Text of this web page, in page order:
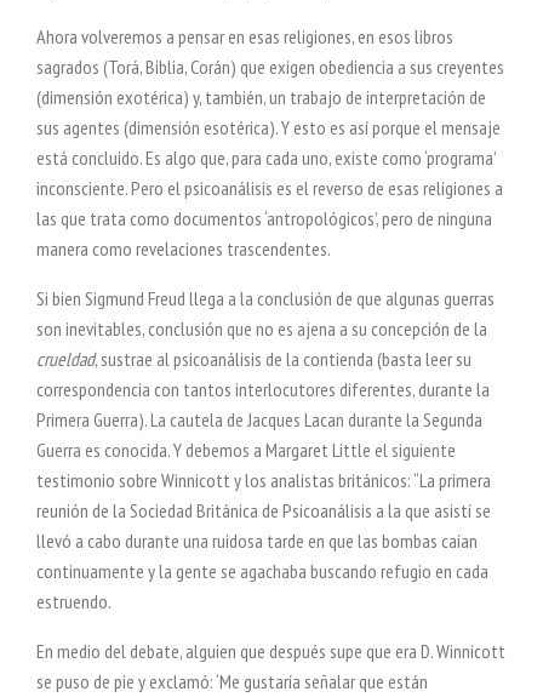
Ahora volveremos a pensar en esas religiones, en esos libros
sagrados (Torá, Biblia, Corán) que exigen obediencia a sus creyentes
(dimensión exotérica) y, también, un trabajo de interpretación de
sus agentes (dimensión esotérica). Y esto es así porque el mensaje
está concluido. Es algo que, para cada uno, existe como ‘programa’
inconsciente. Pero el psicoanálisis es el reverso de esas religiones a
las que trata como documentos ‘antropológicos’, pero de ninguna
manera como revelaciones trascendentes.
Si bien Sigmund Freud llega a la conclusión de que algunas guerras
son inevitables, conclusión que no es ajena a su concepción de la
crueldad, sustrae al psicoanálisis de la contienda (basta leer su
correspondencia con tantos interlocutores diferentes, durante la
Primera Guerra). La cautela de Jacques Lacan durante la Segunda
Guerra es conocida. Y debemos a Margaret Little el siguiente
testimonio sobre Winnicott y los analistas británicos: “La primera
reunión de la Sociedad Británica de Psicoanálisis a la que asistí se
llevó a cabo durante una ruidosa tarde en que las bombas caían
continuamente y la gente se agachaba buscando refugio en cada
estruendo.
En medio del debate, alguien que después supe que era D. Winnicott
se puso de pie y exclamó: ‘Me gustaría señalar que están